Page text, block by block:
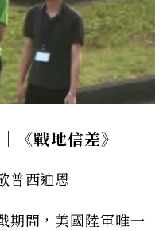
戰地信差》
普西迪恩
期間，美國陸軍唯一